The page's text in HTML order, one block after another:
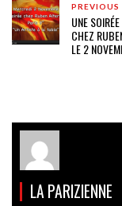
PREVIOUS
UNE
CHEZ
LE 2
LA PARIZIENNE